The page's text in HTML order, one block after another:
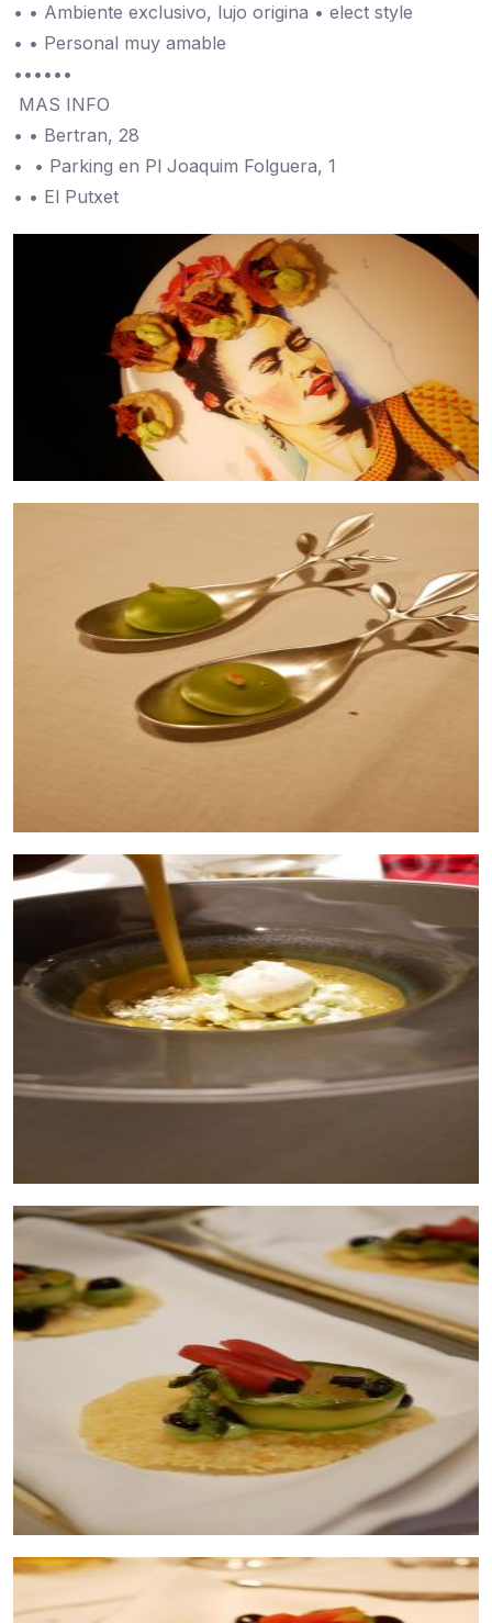
• • Ambiente exclusivo, lujo origina • elect style
• • Personal muy amable
••••••
️ MAS INFO
• • Bertran, 28
• ️ • Parking en Pl Joaquim Folguera, 1
• • El Putxet